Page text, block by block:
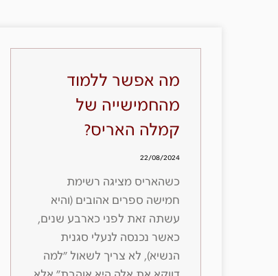
מה אפשר ללמוד
מהחמישייה של
קמלה האריס?
22/08/2024
כשהאריס מציגה רשימת
חמישה ספרים אהובים (והיא
עשתה זאת לפני כארבע שנים,
כאשר נכנסה לנעלי סגנית
הנשיא), לא צריך לשאול ״למה